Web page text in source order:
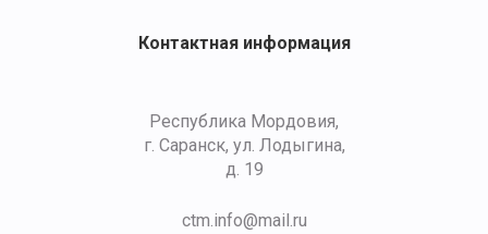
Контактная информация
Республика Мордовия,
г. Саранск, ул. Лодыгина,
д. 19
ctm.info@mail.ru